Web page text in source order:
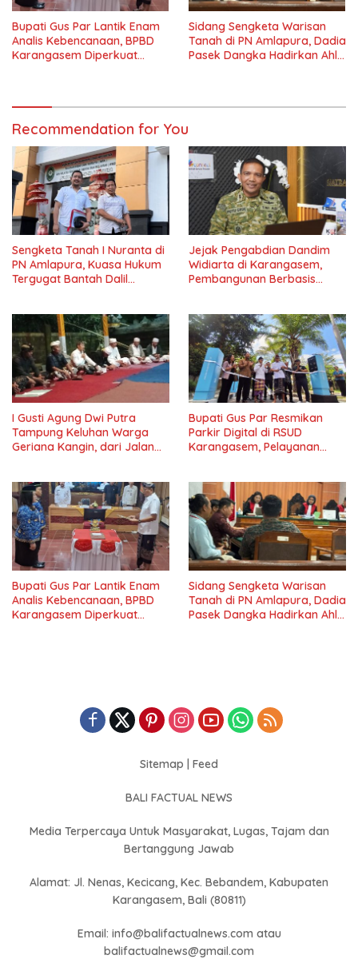
Bupati Gus Par Lantik Enam
Analis Kebencanaan, BPBD
Karangasem Diperkuat
Sidang Sengketa Warisan
Tanah di PN Amlapura, Dadia
Pasek Dangka Hadirkan Ahli
Recommendation for You
Sengketa Tanah I Nuranta di
PN Amlapura, Kuasa Hukum
Tergugat Bantah Dalil
Jejak Pengabdian Dandim
Widiarta di Karangasem,
Pembangunan Berbasis
I Gusti Agung Dwi Putra
Tampung Keluhan Warga
Geriana Kangin, dari Jalan
Bupati Gus Par Resmikan
Parkir Digital di RSUD
Karangasem, Pelayanan
Bupati Gus Par Lantik Enam
Analis Kebencanaan, BPBD
Karangasem Diperkuat
Sidang Sengketa Warisan
Tanah di PN Amlapura, Dadia
Pasek Dangka Hadirkan Ahli
Sitemap Feed
BALI FACTUAL NEWS
Media Terpercaya Untuk Masyarakat, Lugas, Tajam dan
Bertanggung Jawab
Alamat: Jl. Nenas, Kecicang, Kec. Bebandem, Kabupaten
Karangasem, Bali (80811)
Email: info@balifactualnews.com atau
balifactualnews@gmail.com